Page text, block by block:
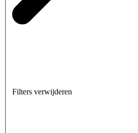
Filters verwijderen